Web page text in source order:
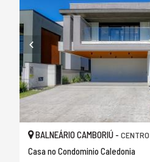
BALNEÁRIO CAMBORIÚ - CENTRO
Casa no Condominio Caledonia